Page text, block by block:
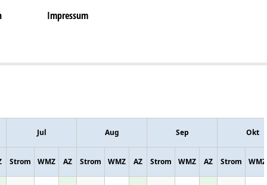
Impressum
Jul Aug Sep Okt
Strom WMZ AZ Strom WMZ AZ Strom WMZ AZ Strom WMZ